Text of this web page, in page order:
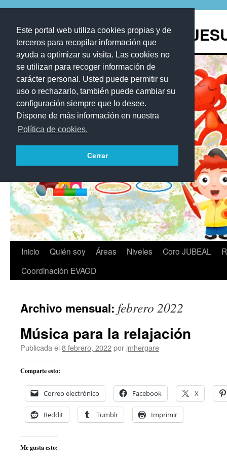
Este portal web utiliza cookies propias y de
terceros para recopilar información que
ayuda a optimizar su visita. Las cookies no
se utilizan para recoger información de
carácter personal. Usted puede permitir su
uso o rechazarlo, también puede cambiar su
configuración siempre que lo desee.
Dispone de más información en nuestra
Política de cookies.
Cerrar
contenido
Blog de los Recursos de
Inicio Quién soy Áreas Niveles Coro JUBEAL
Coordinación EVAGD
Archivo mensual: febrero 2022
Música para la relajación
Publicada el 8 febrero, 2022por jmhergare
Comparte esto:
Correo electrónico Facebook X
Reddit Tumblr Imprimir
Me gusta esto: